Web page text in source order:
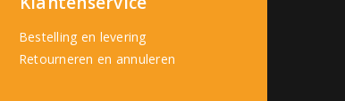
Bestelling en levering
Retourneren en annuleren